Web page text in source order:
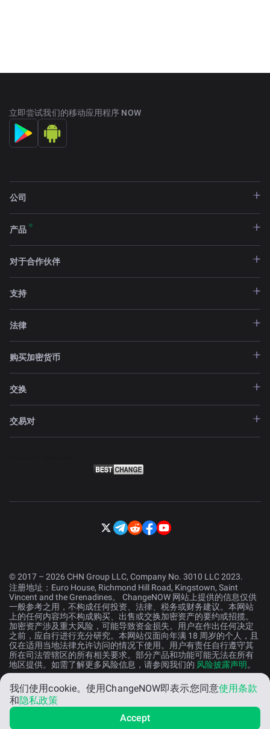
立即尝试我们的移动应用程序 NOW
公司
产品
对于合作伙伴
支持
法律
购买加密货币
交换
交易对
© 2017 – 2026 CHN Group LLC, Company No. 3010 LLC 2023.
注册地址：Euro House, Richmond Hill Road, Kingstown, Saint
Vincent and the Grenadines。 ChangeNOW 网站上提供的信息仅供
一般参考之用，不构成任何投资、法律、税务或财务建议。本网站
上的任何内容均不构成购买、出售或交换加密资产的要约或招揽。
加密资产涉及重大风险，可能导致资金损失。用户在作出任何决定
之前，应自行进行充分研究。本网站仅面向年满 18 周岁的个人，且
仅在适用当地法律允许访问的情况下使用。用户有责任自行遵守其
所在司法管辖区的所有相关要求。部分产品和功能可能无法在所有
地区提供。如需了解更多风险信息，请参阅我们的 风险披露声明。
中文 (中国）
我们使用cookie。使用ChangeNOW即表示您同意使用条款
和隐私政策
Accept